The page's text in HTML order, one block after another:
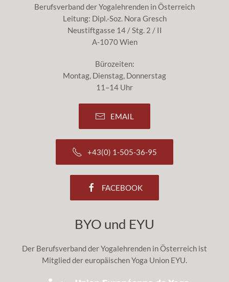
Berufsverband der Yogalehrenden in Österreich
Leitung: Dipl.-Soz. Nora Gresch
Neustiftgasse 14 / Stg. 2 / II
A-1070 Wien
Bürozeiten:
Montag, Dienstag, Donnerstag
11–14 Uhr
EMAIL
+43(0) 1-505-36-95
FACEBOOK
BYO und EYU
Der Berufsverband der Yogalehrenden in Österreich ist
Mitglied der europäischen Yoga Union EYU.